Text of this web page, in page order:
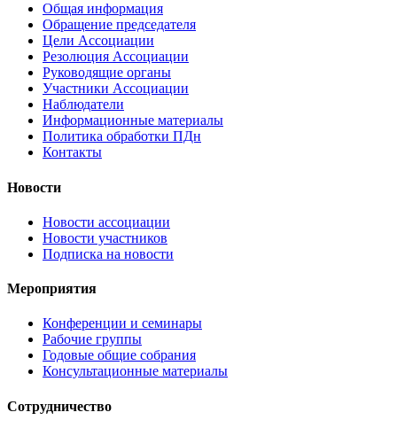
Общая информация
Обращение председателя
Цели Ассоциации
Резолюция Ассоциации
Руководящие органы
Участники Ассоциации
Наблюдатели
Информационные материалы
Политика обработки ПДн
Контакты
Новости
Новости ассоциации
Новости участников
Подписка на новости
Мероприятия
Конференции и семинары
Рабочие группы
Годовые общие собрания
Консультационные материалы
Сотрудничество